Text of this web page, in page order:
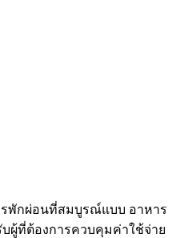
รพักผ่อนที่สมบูรณ์แบบ อาหาร
ผู้ที่ต้องการควบคุมค่าใช้จ่าย